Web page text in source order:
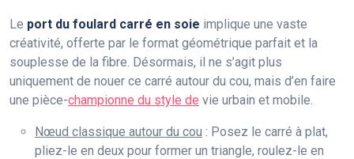
Le port du foulard carré en soie implique une vaste
créativité, offerte par le format géométrique parfait et la
souplesse de la fibre. Désormais, il ne s’agit plus
uniquement de nouer ce carré autour du cou, mais d’en faire
une pièce-championne du style de vie urbain et mobile.
Nœud classique autour du cou : Posez le carré à plat,
pliez-le en deux pour former un triangle, roulez-le en